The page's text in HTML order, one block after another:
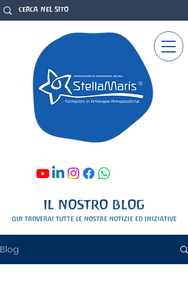
IL NOSTRO BLOG
qui troverai tutte le nostre notizie ed iniziative
Blog